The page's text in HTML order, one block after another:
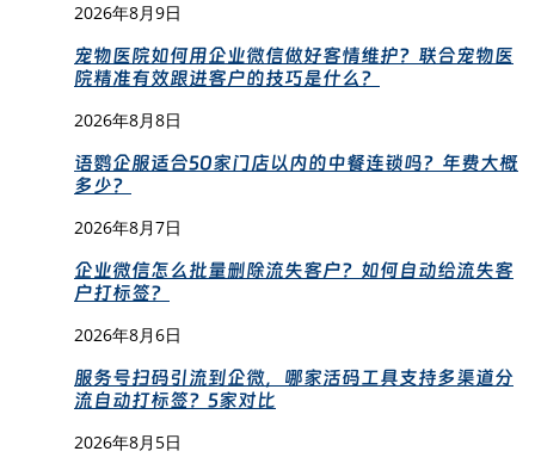
2026年8月9日
宠物医院如何用企业微信做好客情维护？联合宠物医
院精准有效跟进客户的技巧是什么？
2026年8月8日
语鹦企服适合50家门店以内的中餐连锁吗？年费大概
多少？
2026年8月7日
企业微信怎么批量删除流失客户？如何自动给流失客
户打标签？
2026年8月6日
服务号扫码引流到企微，哪家活码工具支持多渠道分
流自动打标签？5家对比
2026年8月5日